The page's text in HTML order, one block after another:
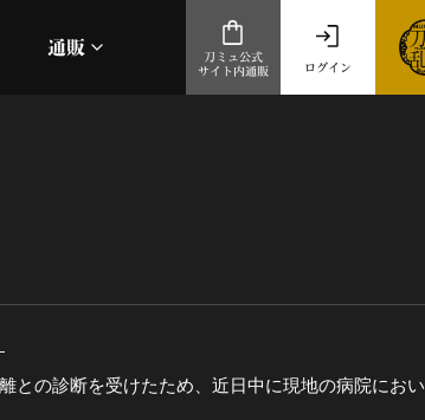
騎出陣 極
いじ かうんとだうんぱーてぃー
の寝ざめ
通販
ネルケオンラインショップ
ログイン
刀ミュ公式
サイト内通販
との診断を受けたため、近日中に現地の病院におい